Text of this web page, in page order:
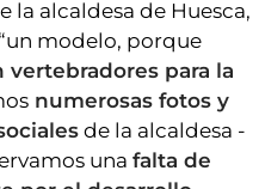
la alcaldesa de Huesca,
modelo, porque
para la
numerosas fotos y
de la alcaldesa -
una falta de